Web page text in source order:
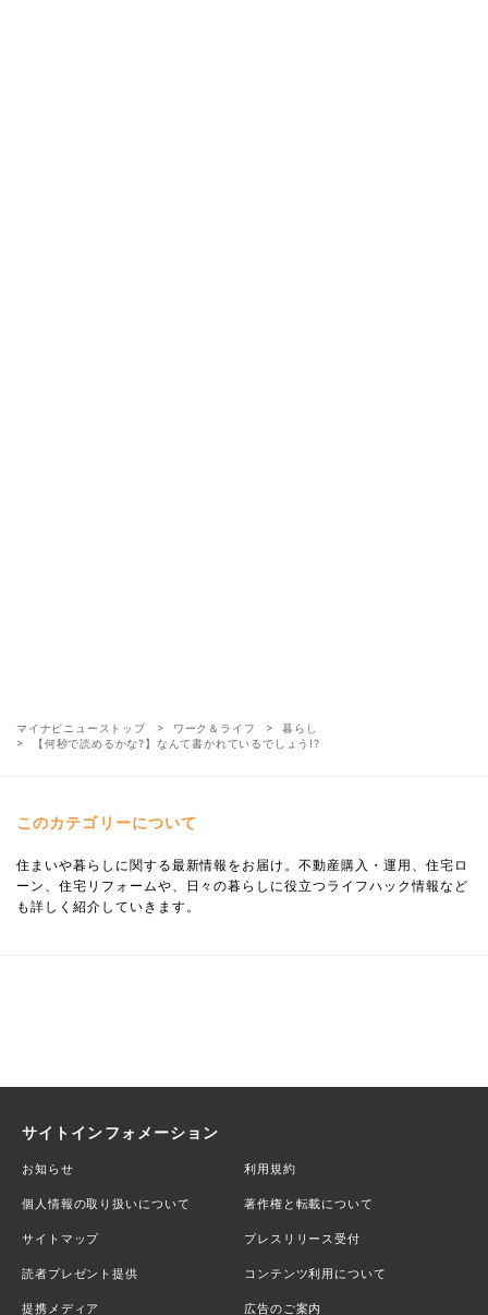
マイナビニューストップ ワーク＆ライフ
暮らし
【何秒で読めるかな?】なんて書かれているでしょう!?
このカテゴリーについて
住まいや暮らしに関する最新情報をお届け。不動産購入・運用、住宅ロ
ーン、住宅リフォームや、日々の暮らしに役立つライフハック情報など
も詳しく紹介していきます。
サイトインフォメーション
お知らせ 利用規約
個人情報の取り扱いについて 著作権と転載について
サイトマップ プレスリリース受付
読者プレゼント提供 コンテンツ利用について
提携メディア 広告のご案内